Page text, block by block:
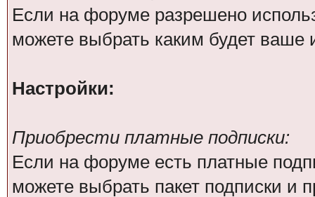
Если на форуме разрешено
можете выбрать каким будет
Настройки:
Приобрести платные подписки:
Если на форуме есть платные
можете выбрать пакет подписки и